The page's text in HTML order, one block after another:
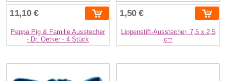
11,10 €
Peppa Pig & Familie Ausstecher
- Dr. Oetker - 4 Stück
1,50 €
Lippenstift-Ausstecher, 7,5 x 2,5
cm